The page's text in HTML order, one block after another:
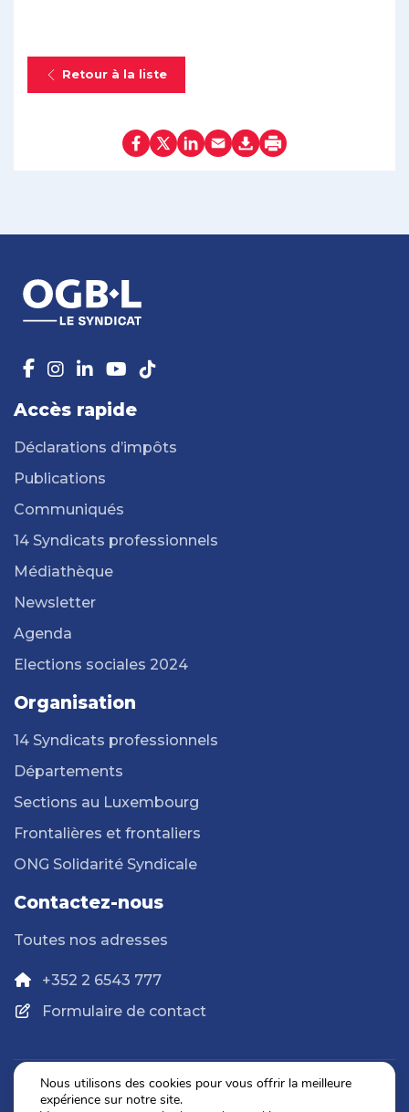
Retour à la liste
Accès rapide
Déclarations d’impôts
Publications
Communiqués
14 Syndicats professionnels
Médiathèque
Newsletter
Agenda
Elections sociales 2024
Organisation
14 Syndicats professionnels
Départements
Sections au Luxembourg
Frontalières et frontaliers
ONG Solidarité Syndicale
Contactez-nous
Toutes nos adresses
+352 2 6543 777
Formulaire de contact
Politique de confidentialité
Nous utilisons des cookies pour vous offrir la meilleure
expérience sur notre site.